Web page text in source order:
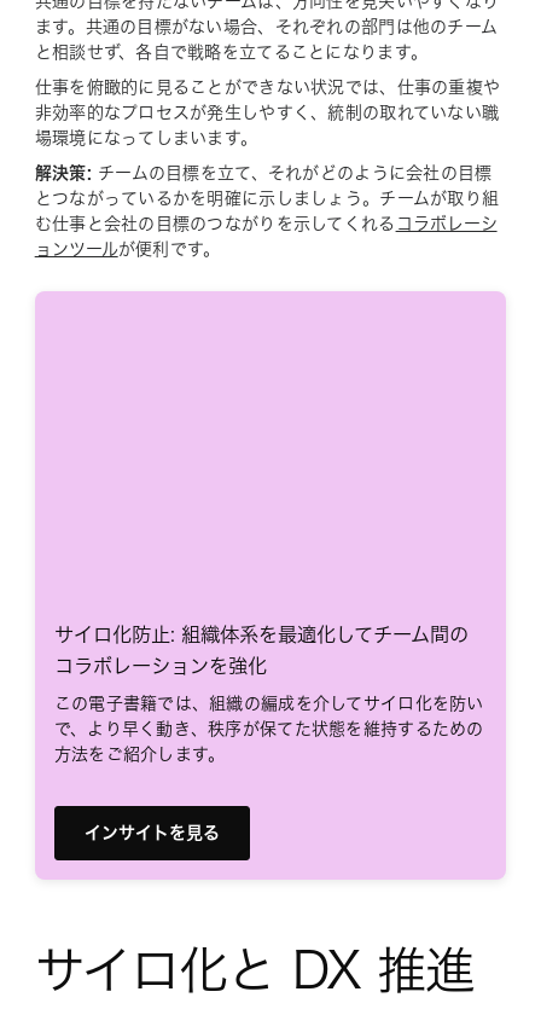
ます。共通の目標がない場合、それぞれの部門は他のチーム
と相談せず、各自で戦略を立てることになります。
仕事を俯瞰的に見ることができない状況では、仕事の重複や
非効率的なプロセスが発生しやすく、統制の取れていない職
場環境になってしまいます。
解決策: チームの目標を立て、それがどのように会社の目標
とつながっているかを明確に示しましょう。チームが取り組
む仕事と会社の目標のつながりを示してくれる コラボレーシ
ョンツールが便利です。
サイロ化防止: 組織体系を最適化してチーム間の
コラボレーションを強化
この電子書籍では、組織の編成を介してサイロ化を防い
で、より早く動き、秩序が保てた状態を維持するための
方法をご紹介します。
インサイトを見る
サイロ化と DX 推進